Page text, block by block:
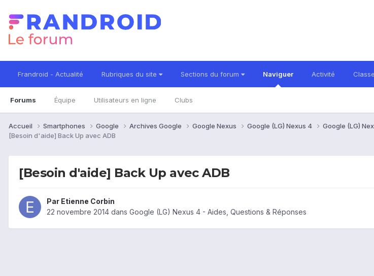
Frandroid - Actualité Rubriques du site Sections du forum Naviguer
Forums Équipe Utilisateurs en ligne Clubs
Activité
Accueil Smartphones Google Archives Google Google Nexus Google (LG) Nexus 4
Google (LG)
[Besoin d'aide] Back Up avec ADB
[Besoin d'aide] Back Up avec ADB
Par Etienne Corbin
22 novembre 2014 dans Google (LG) Nexus 4 - Aides, Questions & Réponses